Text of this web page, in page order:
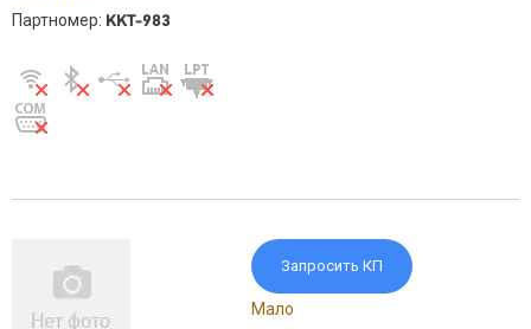
Партномер: KKT-983
Запросить КП
Мало